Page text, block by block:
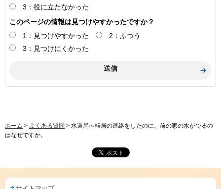
3：役に立たなかった
このページの情報は見つけやすかったですか？
1：見つけやすかった
2：ふつう
3：見つけにくかった
ホーム > よくある質問 > 水道局へ転居の連絡をしたのに、前の家の水がでるの
はなぜですか。